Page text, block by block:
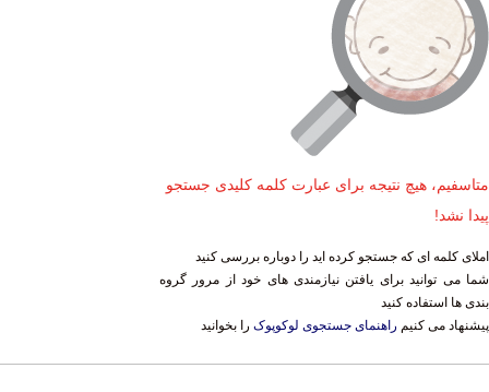
متاسفیم، هیچ نتیجه برای عبارت کلمه کلیدی جستجو
پیدا نشد!
املای کلمه ای که جستجو کرده اید را دوباره بررسی کنید
شما می توانید برای یافتن نیازمندی های خود از مرور گروه
بندی ها استفاده کنید
پیشنهاد می کنیم راهنمای جستجوی لوکوپوک را بخوانید